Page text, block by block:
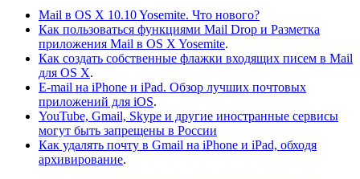
Mail в OS X 10.10 Yosemite. Что нового?
Как пользоваться функциями Mail Drop и Разметка
приложения Mail в OS X Yosemite.
Как создать собственные флажки входящих писем в Mail
для OS X.
E-mail на iPhone и iPad. Обзор лучших почтовых
приложений для iOS.
YouTube, Gmail, Skype и другие иностранные сервисы
могут быть запрещены в России
Как удалять почту в Gmail на iPhone и iPad, обходя
архивирование.